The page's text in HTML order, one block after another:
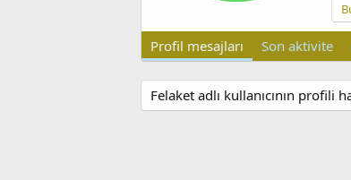
Profil mesajları Son aktivite
Felaket adlı kullanıcının profili